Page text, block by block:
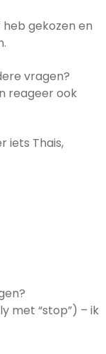
gekozen en
vragen?
reageer ook
iets Thais,
met “stop”) – ik